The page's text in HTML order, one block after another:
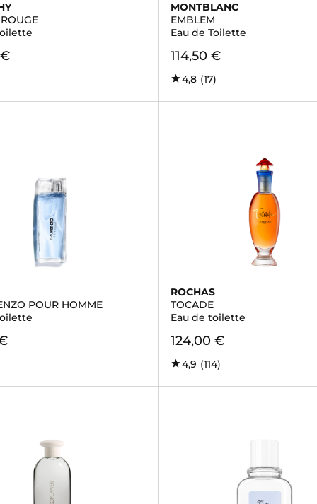
MONTBLANC
EMBLEM
Eau de Toilette
114,50 €
4,8 (17)
POUR HOMME
ROCHAS
TOCADE
Eau de toilette
124,00 €
4,9 (114)